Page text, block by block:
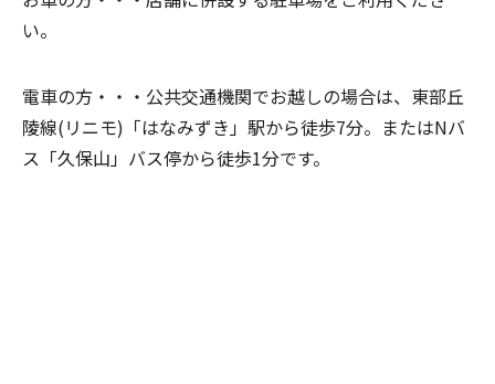
い。
電車の方・・・ 公共交通機関でお越しの場合は、東部丘
陵線(リニモ)「はなみずき」駅から徒歩7分。またはNバ
ス「久保山」バス停から徒歩1分です。